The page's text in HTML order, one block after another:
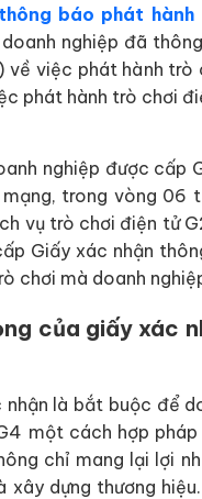
báo phát
nghiệp đã
về việc phát hành
phát hành trò chơi
nghiệp được cấp
trong vòng 06
vụ trò chơi điện tử
Giấy xác nhận
chơi mà doanh
của giấy xác
là bắt buộc để
một cách hợp
chỉ mang lại lợi
xây dựng thương